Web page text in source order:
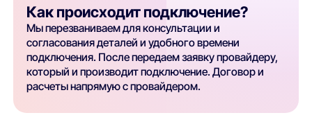
Как происходит подключение?
Мы перезваниваем для консультации и
согласования деталей и удобного времени
подключения. После передаем заявку провайдеру,
который и производит подключение. Договор и
расчеты напрямую с провайдером.